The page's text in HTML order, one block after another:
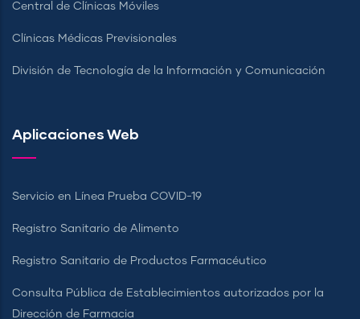
Central de Clínicas Móviles
Clínicas Médicas Previsionales
División de Tecnología de la Información y Comunicación
Aplicaciones Web
Servicio en Línea Prueba COVID-19
Registro Sanitario de Alimento
Registro Sanitario de Productos Farmacéutico
Consulta Pública de Establecimientos autorizados por la
Dirección de Farmacia